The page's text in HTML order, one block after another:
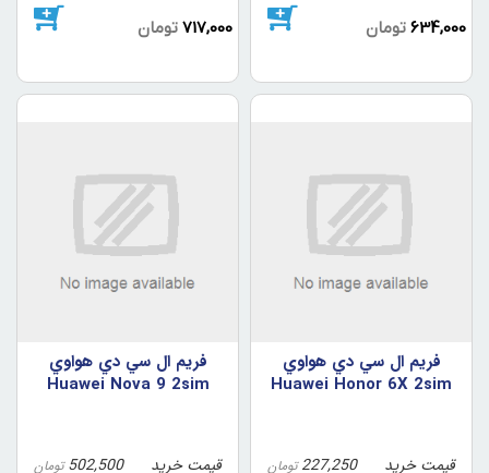
634,000 تومان 717,000 تومان
فريم ال سي دي هواوي
Huawei Honor 6X 2sim
قیمت خرید
227,250 تومان
فريم ال سي دي هواوي
Huawei Nova 9 2sim
قیمت خرید
502,500 تومان